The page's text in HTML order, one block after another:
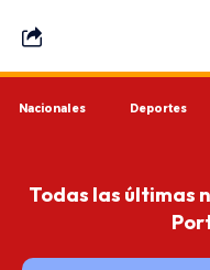
Nacionales Deportes
Todas las últimas